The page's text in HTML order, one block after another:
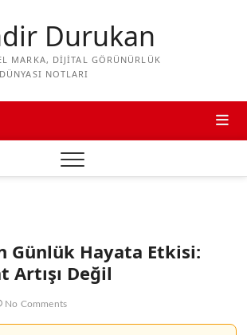
Durukan
MARKA, DIJITAL GÖRÜNÜRLÜK
NOTLARI
Günlük Hayata Etkisi:
Artışı Değil
No Comments